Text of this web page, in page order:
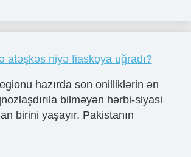
atəşkəs niyə fiaskoya uğradı?
hazırda son onilliklərin ən
bilməyən hərbi-siyasi
birini yaşayır. Pakistanın